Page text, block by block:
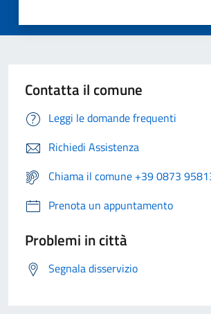
Contatta il comune
Leggi le domande frequenti
Richiedi Assistenza
Chiama il comune +39 0873
Prenota un appuntamento
Problemi in città
Segnala disservizio